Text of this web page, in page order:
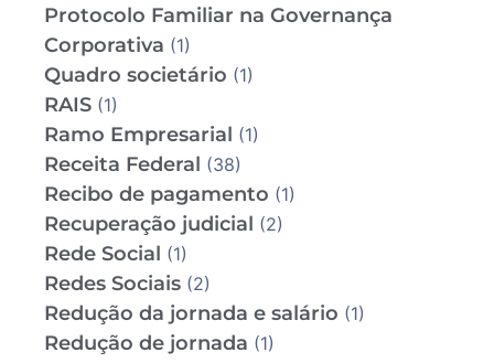
Protocolo Familiar na Governança
Corporativa (1)
Quadro societário (1)
RAIS (1)
Ramo Empresarial (1)
Receita Federal (38)
Recibo de pagamento (1)
Recuperação judicial (2)
Rede Social (1)
Redes Sociais (2)
Redução da jornada e salário (1)
Redução de jornada (1)